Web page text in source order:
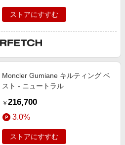
ストアにすすむ
Moncler Gumiane キルティング ベ
スト - ニュートラル
￥ 216,700
3.0%
ストアにすすむ